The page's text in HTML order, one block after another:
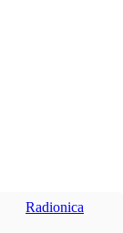
Radionica